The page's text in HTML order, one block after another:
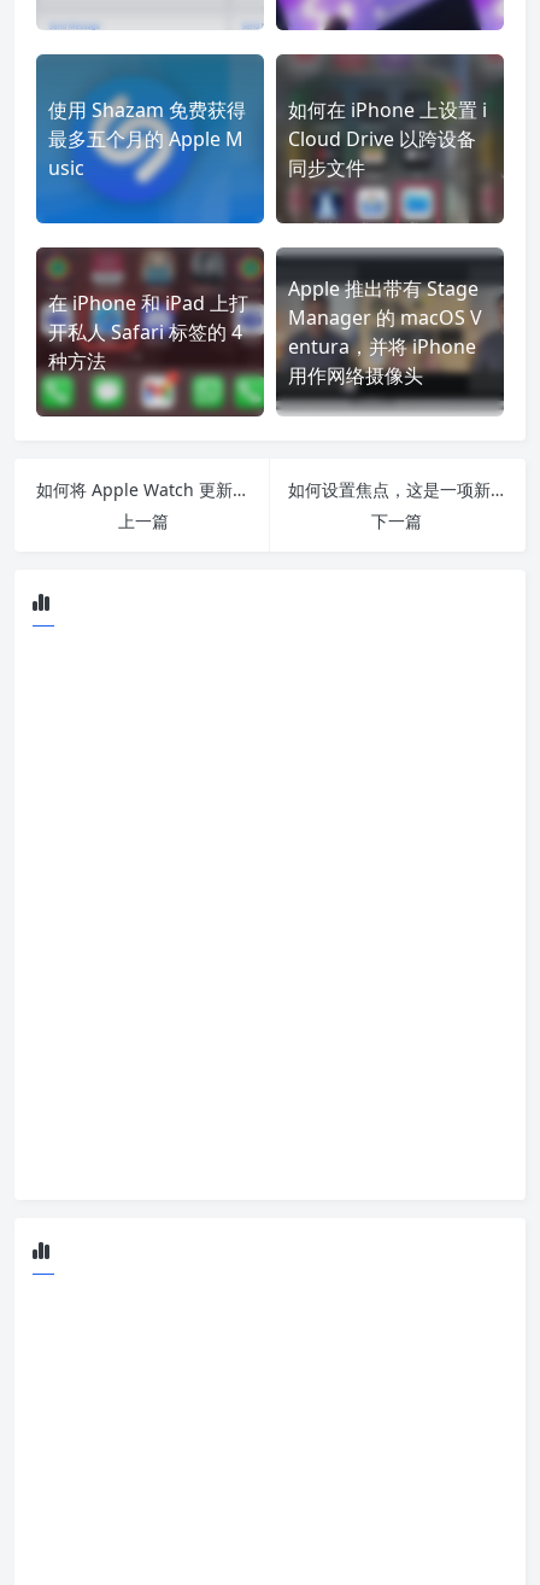
使用 Shazam 免费获得
最多五个月的 Apple M
usic
如何在 iPhone 上设置 i
Cloud Drive 以跨设备
同步文件
在 iPhone 和 iPad 上打
开私人 Safari 标签的 4
种方法
Apple 推出带有 Stage
Manager 的 macOS V
entura，并将 iPhone
用作网络摄像头
如何将 Apple Watch 更新到 WatchOS 8
上一篇
如何设置焦点，这是一项新的 iOS 15 功能，可让您阻止除某些人或应用程序之外的所有 iPhone 通知
下一篇